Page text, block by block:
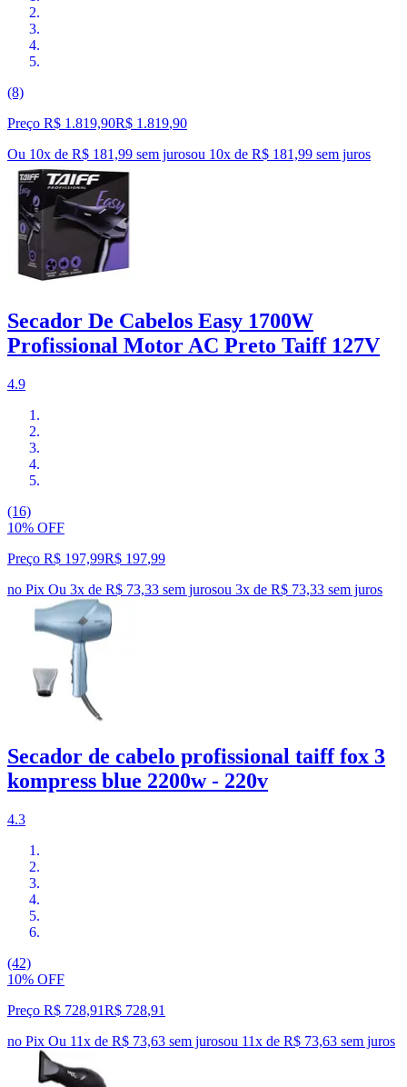
(8)
Preço R$ 1.819,90R$ 1.819,90
Ou 10x de R$ 181,99 sem jurosou 10x de R$ 181,99 sem juros
Secador De Cabelos Easy 1700W
Profissional Motor AC Preto Taiff 127V
4.9
(16)
10% OFF
Preço R$ 197,99R$ 197,99
no Pix Ou 3x de R$ 73,33 sem jurosou 3x de R$ 73,33 sem juros
Secador de cabelo profissional taiff fox 3
kompress blue 2200w - 220v
4.3
(42)
10% OFF
Preço R$ 728,91R$ 728,91
no Pix Ou 11x de R$ 73,63 sem jurosou 11x de R$ 73,63 sem juros